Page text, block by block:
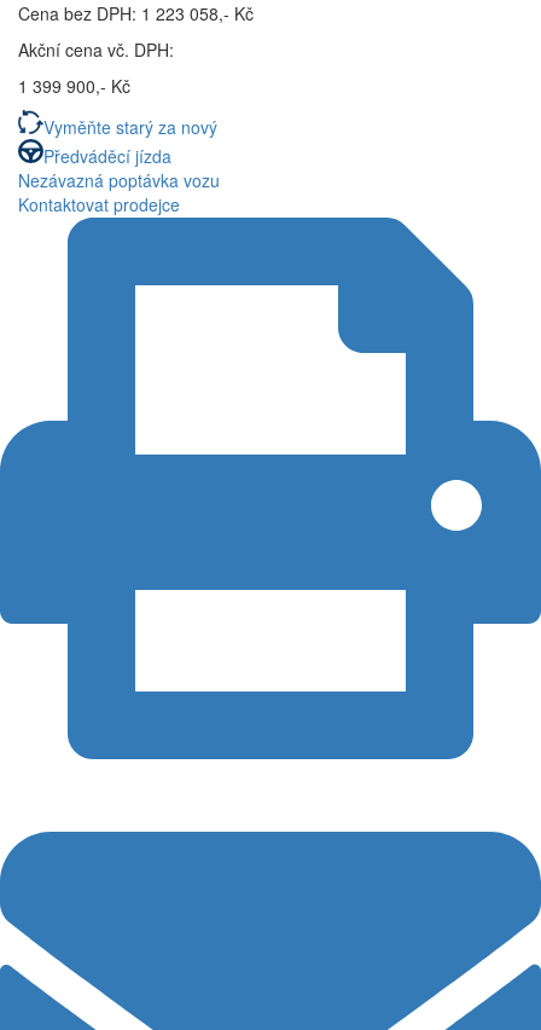
Cena bez DPH: 1 223 058,- Kč
Akční cena vč. DPH:
1 399 900,- Kč
Vyměňte starý za nový
Předváděcí jízda
Nezávazná poptávka vozu
Kontaktovat prodejce